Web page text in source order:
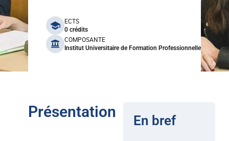
benefits
ECTS
0 crédits
COMPOSANTE
Institut Universitaire de Formation Professionnelle
Présentation En bref